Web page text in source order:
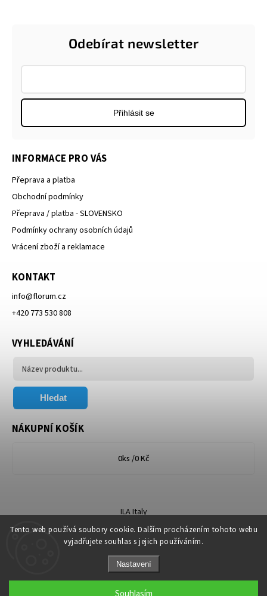
Tento web používá soubory cookie. Dalším procházením tohoto webu
vyjadřujete souhlas s jejich používáním.
Nastavení
Odebírat newsletter
Přihlásit se
INFORMACE PRO VÁS
Přeprava a platba
Obchodní podmínky
Přeprava / platba - SLOVENSKO
Podmínky ochrany osobních údajů
Vrácení zboží a reklamace
KONTAKT
info@florum.cz
+420 773 530 808
VYHLEDÁVÁNÍ
Hledat
NÁKUPNÍ KOŠÍK
0ks /0 Kč
ILA Italy